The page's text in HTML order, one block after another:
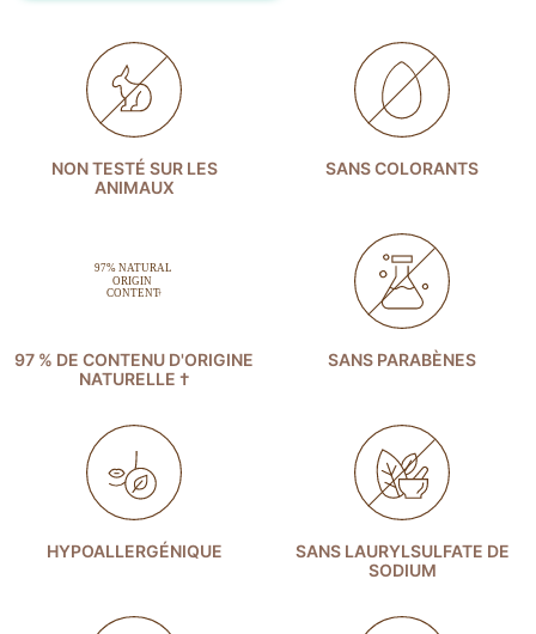
NON TESTÉ SUR LES
ANIMAUX
SANS COLORANTS
97 % DE CONTENU D'ORIGINE
NATURELLE †
SANS PARABÈNES
HYPOALLERGÉNIQUE
SANS LAURYLSULFATE DE
SODIUM